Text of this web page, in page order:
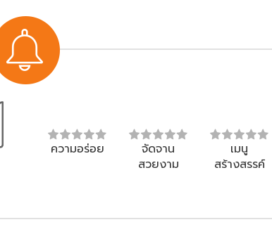
ความอร่อย
จัดจาน
สวยงาม
เมนู
สร้างสรรค์